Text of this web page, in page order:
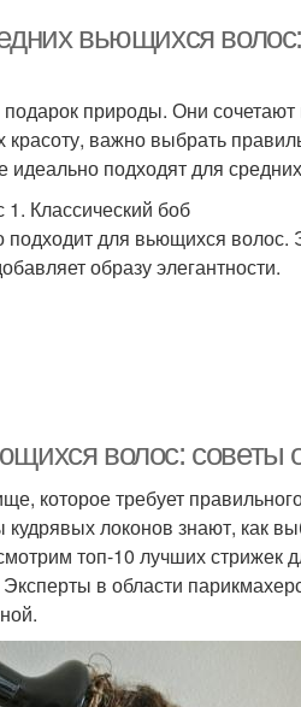
вьющихся
природы. Они сочетают
важно выбрать
идеально подходят для
Классический боб
подходит для вьющихся волос.
образу элегантности.
волос: советы
которое требует
локонов знают, как
топ-10 лучших стрижек
в области